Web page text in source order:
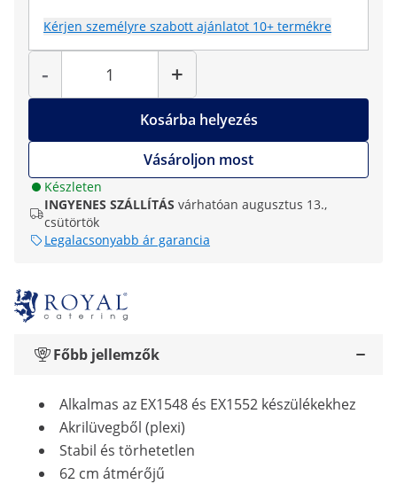
Kérjen személyre szabott ajánlatot 10+ termékre
-
Mennyiség
+
Kosárba helyezés
Vásároljon most
Készleten
INGYENES SZÁLLÍTÁS várhatóan augusztus 13.,
csütörtök
Legalacsonyabb ár garancia
Főbb jellemzők
Alkalmas az EX1548 és EX1552 készülékekhez
Akrilüvegből (plexi)
Stabil és törhetetlen
62 cm átmérőjű